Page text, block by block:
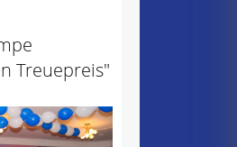
Treuepreis"